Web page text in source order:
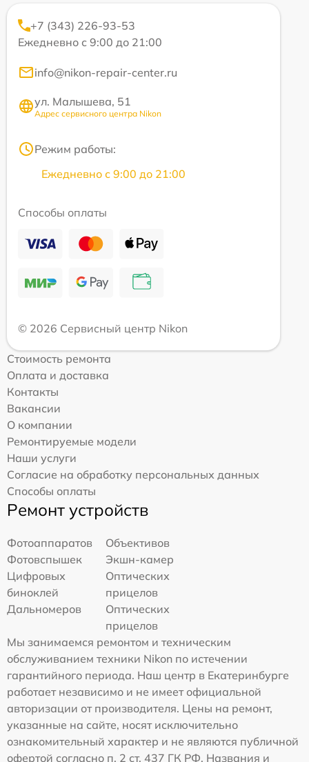
+7 (343) 226-93-53
Ежедневно с 9:00 до 21:00
info@nikon-repair-center.ru
ул. Малышева, 51
Адрес сервисного центра Nikon
Режим работы:
Ежедневно с 9:00 до 21:00
Способы оплаты
© 2026 Сервисный центр Nikon
Стоимость ремонта
Оплата и доставка
Контакты
Вакансии
О компании
Ремонтируемые модели
Наши услуги
Согласие на обработку персональных данных
Способы оплаты
Ремонт устройств
Фотоаппаратов
Объективов
Фотовспышек
Экшн-камер
Цифровых
биноклей
Оптических
прицелов
Дальномеров
Оптических
прицелов
Мы занимаемся ремонтом и техническим
обслуживанием техники Nikon по истечении
гарантийного периода. Наш центр в Екатеринбурге
работает независимо и не имеет официальной
авторизации от производителя. Цены на ремонт,
указанные на сайте, носят исключительно
ознакомительный характер и не являются публичной
офертой согласно п. 2 ст. 437 ГК РФ. Названия и